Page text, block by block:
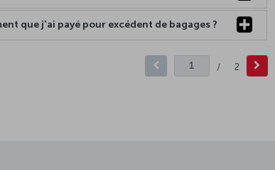
que j'ai payé pour excédent de bagages ?
/ 2